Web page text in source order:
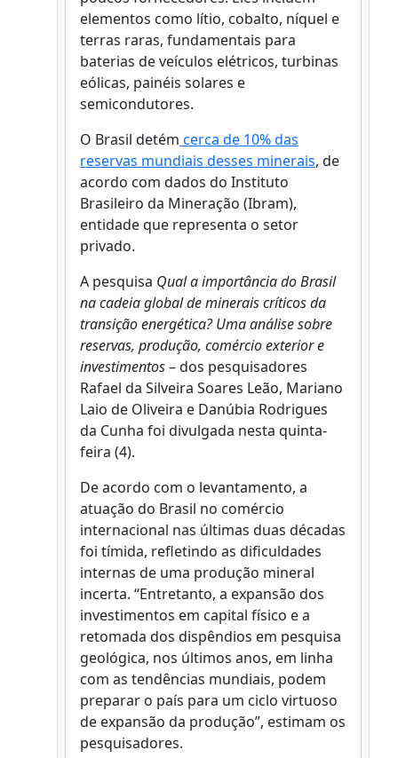
elementos como lítio, cobalto, níquel e
terras raras, fundamentais para
baterias de veículos elétricos, turbinas
eólicas, painéis solares e
semicondutores.
O Brasil detém cerca de 10% das
reservas mundiais desses minerais, de
acordo com dados do Instituto
Brasileiro da Mineração (Ibram),
entidade que representa o setor
privado.
A pesquisa Qual a importância do Brasil
na cadeia global de minerais críticos da
transição energética? Uma análise sobre
reservas, produção, comércio exterior e
investimentos– dos pesquisadores
Rafael da Silveira Soares Leão, Mariano
Laio de Oliveira e Danúbia Rodrigues
da Cunha foi divulgada nesta quinta-
feira (4).
De acordo com o levantamento, a
atuação do Brasil no comércio
internacional nas últimas duas décadas
foi tímida, refletindo as dificuldades
internas de uma produção mineral
incerta. “Entretanto, a expansão dos
investimentos em capital físico e a
retomada dos dispêndios em pesquisa
geológica, nos últimos anos, em linha
com as tendências mundiais, podem
preparar o país para um ciclo virtuoso
de expansão da produção”, estimam os
pesquisadores.